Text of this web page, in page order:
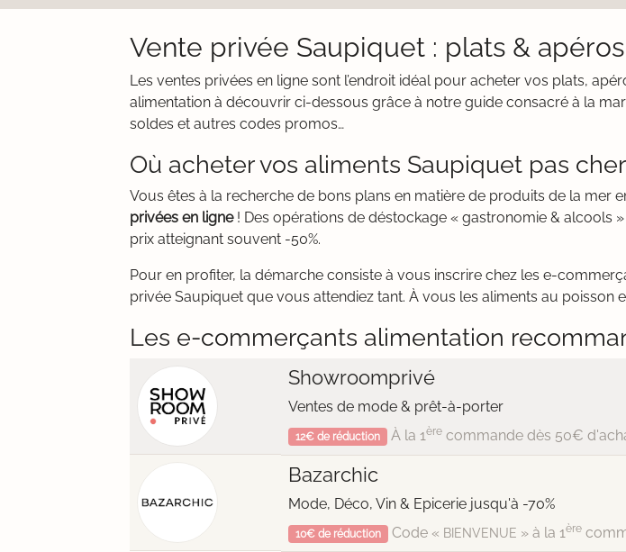
Vente privée Saupiquet : plats &
Les ventes privées en ligne sont l’endroit idéal pour acheter vos plats,
alimentation à découvrir ci-dessous grâce à notre guide consacré à la
soldes et autres codes promos…
Où acheter vos aliments Saupiquet pas
Vous êtes à la recherche de bons plans en matière de produits de la mer
privées en ligne! Des opérations de déstockage « gastronomie & alcools
prix atteignant souvent -50%.
Pour en profiter, la démarche consiste à vous inscrire chez les e-
privée Saupiquet que vous attendiez tant. À vous les aliments au poisson
Les e-commerçants alimentation
Showroomprivé
Ventes de mode & prêt-à-porter
12€ de réduction À la 1èrecommande dès 50€
Bazarchic
Mode, Déco, Vin & Epicerie jusqu'à -70%
10€ de réduction Code « BIENVENUE » à la 1ère